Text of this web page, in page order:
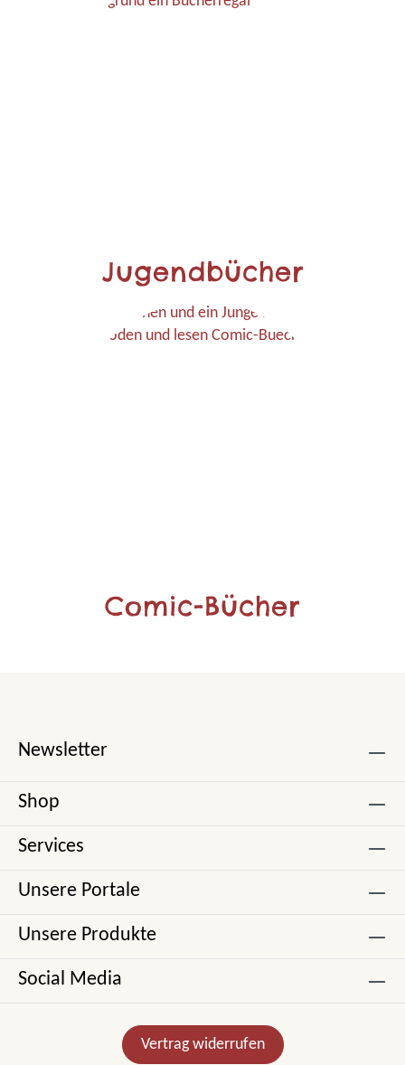
Jugendbücher
Comic-Bücher
Newsletter
Shop
Services
Unsere Portale
Unsere Produkte
Social Media
Vertrag widerrufen